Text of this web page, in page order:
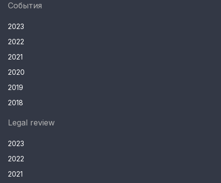
События
2023
2022
2021
2020
2019
2018
Legal review
2023
2022
2021